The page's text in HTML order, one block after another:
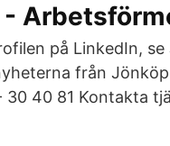
på LinkedIn,
från
40 81 Kontakta